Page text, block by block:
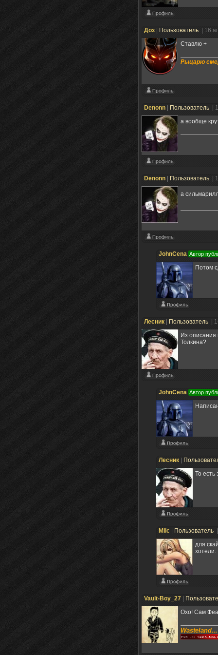
Доз Пользователь
| 16
Ставлю +
Рыцарю
Denonn Пользователь
|
а вообще
Denonn Пользователь |
a
JohnCena Автор
Потом
Лесник Пользователь
|
Из
Толкина?
JohnCena Автор
Лесник
То
Milc Пользователь
для
хотели.
Vault-Boy_27
Охо! Сам